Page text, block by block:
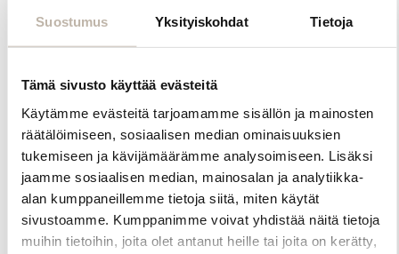
Suostumus Yksityiskohdat Tietoja
Tämä sivusto käyttää evästeitä
Käytämme evästeitä tarjoamamme sisällön ja mainosten
räätälöimiseen, sosiaalisen median ominaisuuksien
tukemiseen ja kävijämäärämme analysoimiseen. Lisäksi
jaamme sosiaalisen median, mainosalan ja analytiikka-
alan kumppaneillemme tietoja siitä, miten käytät
sivustoamme. Kumppanimme voivat yhdistää näitä tietoja
muihin tietoihin, joita olet antanut heille tai joita on kerätty,
pidennykseen
tarvitaan
halutusta
lopputuloksesta
ja omien hiusten
pituudesta
riippuen.
Ohut ja joustava
teippikiinnitys